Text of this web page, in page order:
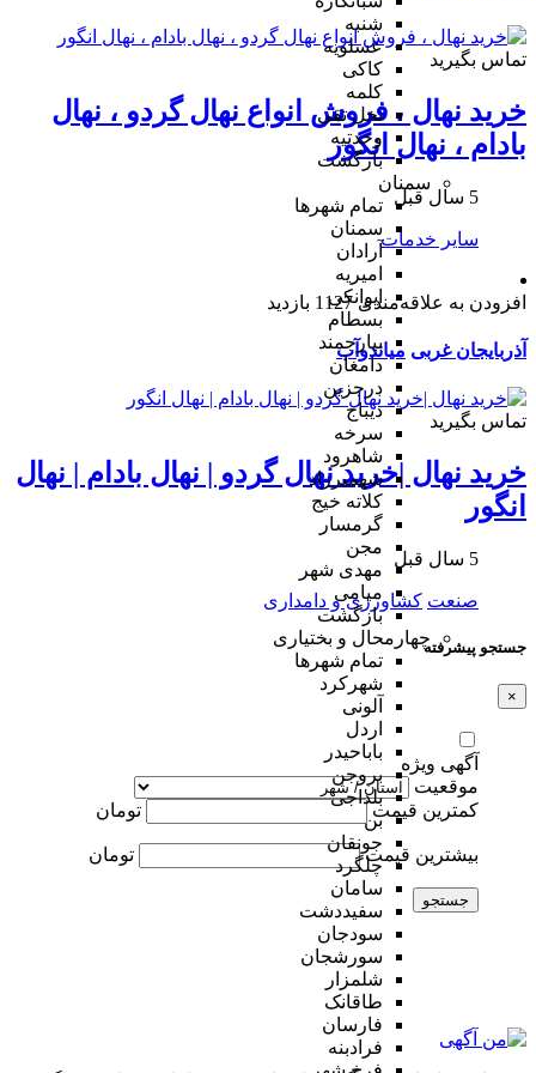
شنبه
عسلویه
کاکی
کلمه
نخل تقی
وحدتیه
بازگشت
سمنان
تمام شهر‌ها
سمنان
آرادان
امیریه
ایوانکی
بسطام
بیارجمند
دامغان
درجزین
دیباج
سرخه
شاهرود
شهمیرزاد
کلاته خیج
گرمسار
مجن
مهدی شهر
میامی
بازگشت
چهارمحال و بختیاری
تمام شهر‌ها
شهرکرد
آلونی
اردل
باباحیدر
بروجن
بلداجی
بن
جونقان
چلگرد
سامان
سفیددشت
سودجان
سورشجان
شلمزار
طاقانک
فارسان
فرادبنه
تماس بگیرید
خرید نهال ، فروش انواع نهال گردو ، نهال
بادام ، نهال انگور
5 سال قبل
سایر خدمات
افزودن به علاقه‌مندی 1127 بازدید
آذربایجان غربی میاندوآب
تماس بگیرید
خرید نهال |خرید نهال گردو | نهال بادام | نهال
انگور
5 سال قبل
صنعت کشاورزی و دامداری
جستجو پیشرفته
×
آگهی ویژه
موقعیت
کمترین قیمت
تومان
بیشترین قیمت تومان
جستجو